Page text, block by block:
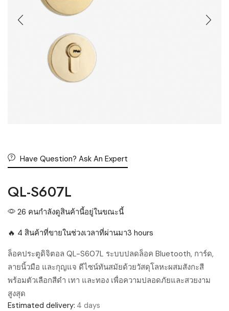
Have Question? Ask An Expert
QL-S607L
26 คนกำลังดูสินค้านี้อยู่ในขณะนี้
🔥 4 สินค้าที่ขายในช่วงเวลาที่ผ่านมา3 hours
ล็อคประตูดิจิตอล QL-S607L ระบบปลดล็อค Bluetooth, การ์ด,
ลายนิ้วมือ และกุญแจ ดีไซน์ทันสมัยด้วยวัสดุโลหะผสมสังกะสี
พร้อมตัวเลือกสีดำ เทา และทอง เพื่อความปลอดภัยและสวยงาม
สูงสุด
Estimated delivery: 4 days